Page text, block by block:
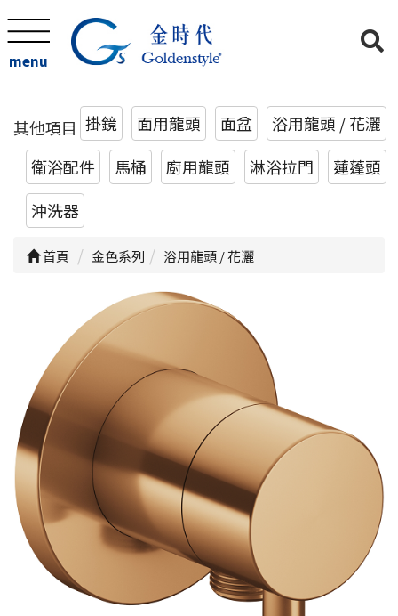
menu
其他項目 掛鏡 面用龍頭 面盆
浴用龍頭 / 花灑
衛浴配件
馬桶 廚用龍頭 淋浴拉門
蓮蓬頭
沖洗器
首頁 金色系列 浴用龍頭 / 花灑